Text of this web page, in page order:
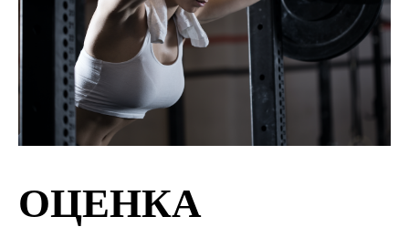
ОЦЕНКА